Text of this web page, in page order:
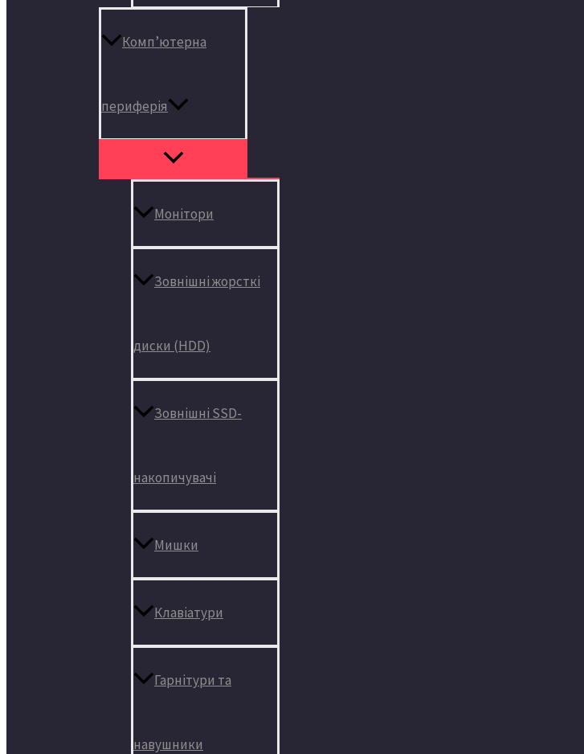
Комп’ютерна
периферія
Монітори
Зовнішні жорсткі
диски (HDD)
Зовнішні SSD-
накопичувачі
Мишки
Клавіатури
Гарнітури та
навушники